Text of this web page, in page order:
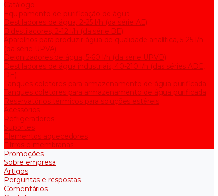
Catálogo
Equipamento de purificação de água
Destiladores de água, 2-25 l/h (da série АE)
Bidestiladores, 2-12 l/h (da série BE)
Aparelhos para produzir água de qualidade analítica, 5-25 l/h
(da série UPVA)
Deionizadores de água, 5-60 l/h (da série UPVD)
Destiladores de água industriais, 40-210 l/h (das séries ADE,
DE)
Tanques coletores para armazenamento de água purificada
Tanques coletores para armazenamento de água purificada
Reservatórios térmicos para soluções estéreis
Acessórios
Refrigeradores
Suportes
Elementos aquecedores
Filtros e membranas
Promoções
Sobre empresa
Artigos
Perguntas e respostas
Comentários